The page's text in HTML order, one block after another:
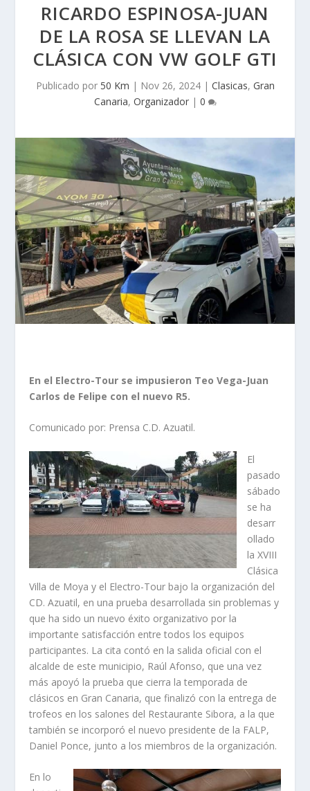
RICARDO ESPINOSA-JUAN
DE LA ROSA SE LLEVAN LA
CLÁSICA CON VW GOLF GTI
Publicado por 50 Km | Nov 26, 2024| Clasicas, Gran
Canaria, Organizador| 0
En el Electro-Tour se impusieron Teo Vega-Juan
Carlos de Felipe con el nuevo R5.
Comunicado por: Prensa C.D. Azuatil.
El
pasado
sábado
se ha
desarr
ollado
la XVIII
Clásica
Villa de Moya y el Electro-Tour bajo la organización del
CD. Azuatil, en una prueba desarrollada sin problemas y
que ha sido un nuevo éxito organizativo por la
importante satisfacción entre todos los equipos
participantes. La cita contó en la salida oficial con el
alcalde de este municipio, Raúl Afonso, que una vez
más apoyó la prueba que cierra la temporada de
clásicos en Gran Canaria, que finalizó con la entrega de
trofeos en los salones del Restaurante Sibora, a la que
también se incorporó el nuevo presidente de la FALP,
Daniel Ponce, junto a los miembros de la organización.
En lo